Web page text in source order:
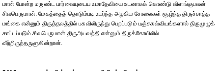
மான் போன்ற மருண்ட பார்வையுடைய உமாதேவியை உடனாகக் கொண்டு விளங்குபவன்
சிவபெருமான். மேகத்தைத் தொடும்படி உயர்ந்த அழகிய சோலைகள் சூழ்ந்த திருச்சாத்த
மங்கை என்னும் திருத்தலத்தில் பசுவிலிருந்து பெறப்படும் பஞ்சகவ்வியங்களால் திருமுழுக்
காட்டப்படும் சிவபெருமான் திருஅயவந்தி என்னும் திருக்கோயிலில்
வீற்றிருந்தருளுகின்றான்.